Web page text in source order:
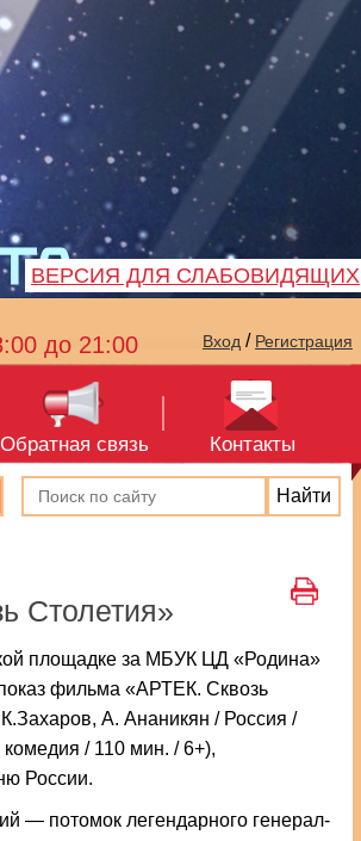
ВЕРСИЯ ДЛЯ СЛАБОВИДЯЩИХ
до 21:00 Вход / Регистрация
Обратная связь Контакты
Столетия»
площадке за МБУК ЦД «Родина»
фильма «АРТЕК. Сквозь
А. Ананикян / Россия /
/ 110 мин. / 6+),
России.
— потомок легендарного генерал-